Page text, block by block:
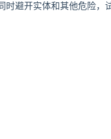
时避开实体和其他危险，